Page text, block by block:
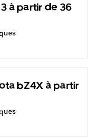
à partir de 36
bZ4X à partir